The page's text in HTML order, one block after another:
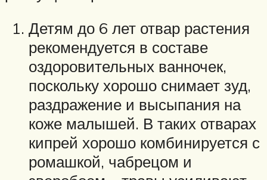
Детям до 6 лет отвар растения
рекомендуется в составе
оздоровительных ванночек,
поскольку хорошо снимает зуд,
раздражение и высыпания на
коже малышей. В таких отварах
кипрей хорошо комбинируется с
ромашкой, чабрецом и